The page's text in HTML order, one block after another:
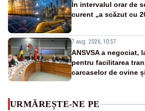
În intervalul orar de
curent „a scăzut cu
7 aug. 2026, 10:57
ANSVSA a negociat,
pentru facilitarea
carcaselor de ovine
URMĂREȘTE-NE PE